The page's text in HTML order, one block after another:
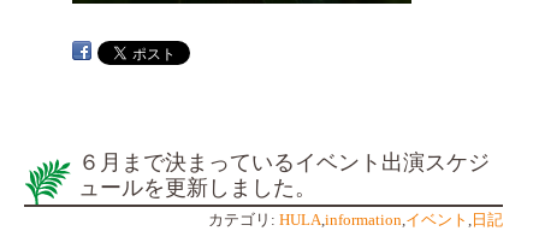
６月まで決まっているイベント出演スケジ
ュールを更新しました。
カテゴリ: HULA,information,イベント , 日記